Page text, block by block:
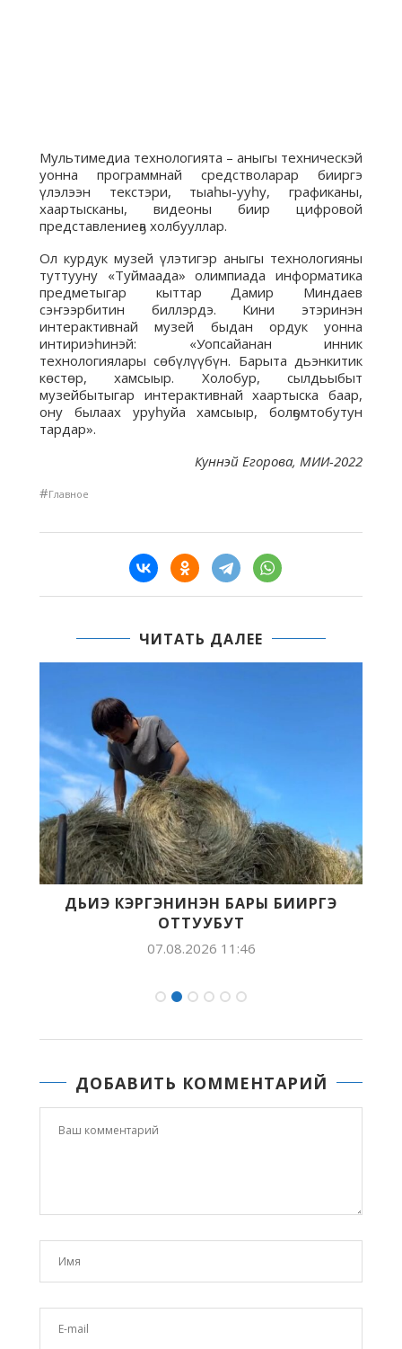
Мультимедиа технологията – аныгы техническэй
уонна программнай средстволарар бииргэ
үлэлээн текстэри, тыаһы-ууһу, графиканы,
хаартысканы, видеоны биир цифровой
представлениеҕа холбууллар.
Ол курдук музей үлэтигэр аныгы технологияны
туттууну «Туймаада» олимпиада информатика
предметыгар кыттар Дамир Миндаев
сэҥээрбитин биллэрдэ. Кини этэринэн
интерактивнай музей быдан ордук уонна
интириэһинэй: «Уопсайанан инник
технологиялары сөбүлүүбүн. Барыта дьэнкитик
көстөр, хамсыыр. Холобур, сылдьыбыт
музейбытыгар интерактивнай хаартыска баар,
ону былаах уруһуйа хамсыыр, болҕомтобутун
тардар».
Куннэй Егорова, МИИ-2022
#Главное
ЧИТАТЬ ДАЛЕЕ
ДЬИЭ КЭРГЭНИНЭН БАРЫ БИИРГЭ
ОТТУУБУТ
07.08.2026 11:46
ДОБАВИТЬ КОММЕНТАРИЙ